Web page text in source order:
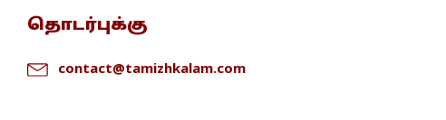
தொடர்புக்கு
contact@tamizhkalam.com